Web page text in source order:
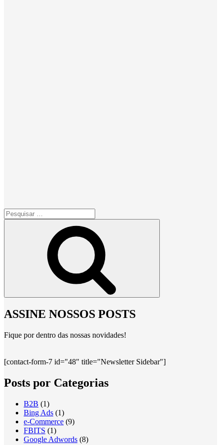
Pesquisar
por:
ASSINE NOSSOS POSTS
Fique por dentro das nossas novidades!
[contact-form-7 id="48" title="Newsletter Sidebar"]
Posts por Categorias
B2B (1)
Bing Ads (1)
e-Commerce (9)
FBITS (1)
Google Adwords (8)